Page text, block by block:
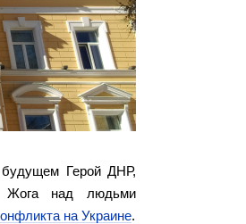
будущем Герой ДНР,
Жога над людьми
на Украине.